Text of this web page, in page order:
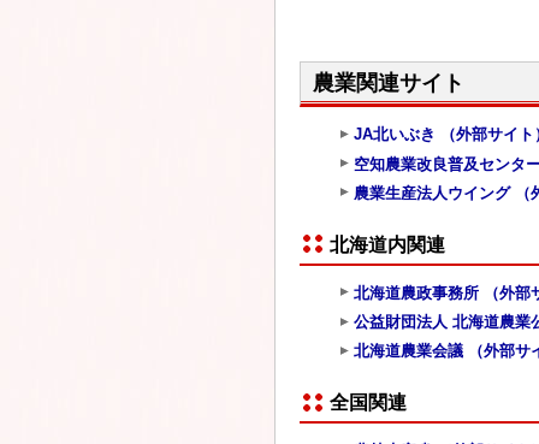
ジ
で
き
ま
す
農業関連サイト
JA北いぶき （外部サイト
空知農業改良普及センタ
農業生産法人ウイング （
北海道内関連
北海道農政事務所 （外部
公益財団法人 北海道農業
北海道農業会議 （外部サ
全国関連